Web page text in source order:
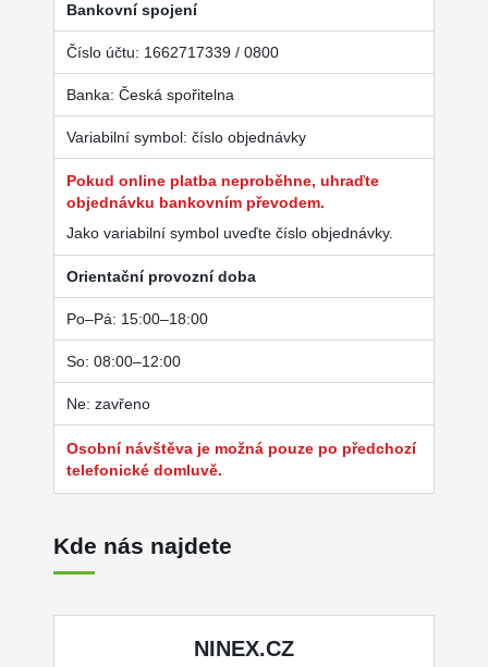
Bankovní spojení
Číslo účtu: 1662717339 / 0800
Banka: Česká spořitelna
Variabilní symbol: číslo objednávky
Pokud online platba neproběhne, uhraďte
objednávku bankovním převodem.
Jako variabilní symbol uveďte číslo objednávky.
Orientační provozní doba
Po–Pá: 15:00–18:00
So: 08:00–12:00
Ne: zavřeno
Osobní návštěva je možná pouze po předchozí
telefonické domluvě.
Kde nás najdete
NINEX.CZ